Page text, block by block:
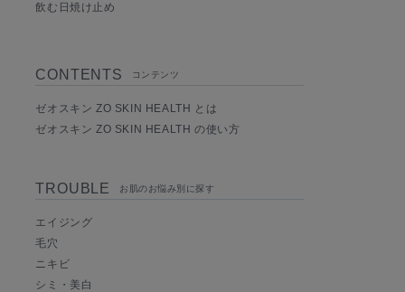
飲む日焼け止め
CONTENTS コンテンツ
ゼオスキン ZO SKIN HEALTH とは
ゼオスキン ZO SKIN HEALTH の使い方
TROUBLE お肌のお悩み別に探す
エイジング
毛穴
ニキビ
シミ・美白